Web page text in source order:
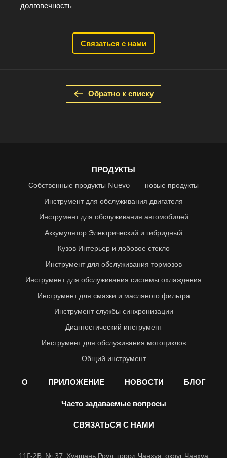
долговечность.
Связаться с нами
Обратно к списку
ПРОДУКТЫ
Собственные продукты Nuevo
новые продукты
Инструмент для обслуживания двигателя
Инструмент для обслуживания автомобилей
Аккумулятор Электрический и гибридный
Кузов Интерьер и лобовое стекло
Инструмент для обслуживания тормозов
Инструмент для обслуживания системы охлаждения
Инструмент для смазки и масляного фильтра
Инструмент службы синхронизации
Диагностический инструмент
Инструмент для обслуживания мотоциклов
Общий инструмент
О ПРИЛОЖЕНИЕ НОВОСТИ БЛОГ
Часто задаваемые вопросы
СВЯЗАТЬСЯ С НАМИ
11F-2B, № 37, Хуашань Роуд, город Чанхуа, округ Чанхуа